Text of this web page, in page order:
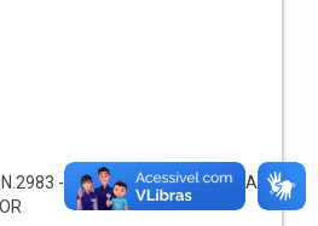
-- 1118.02.3.1.00-RECEITA